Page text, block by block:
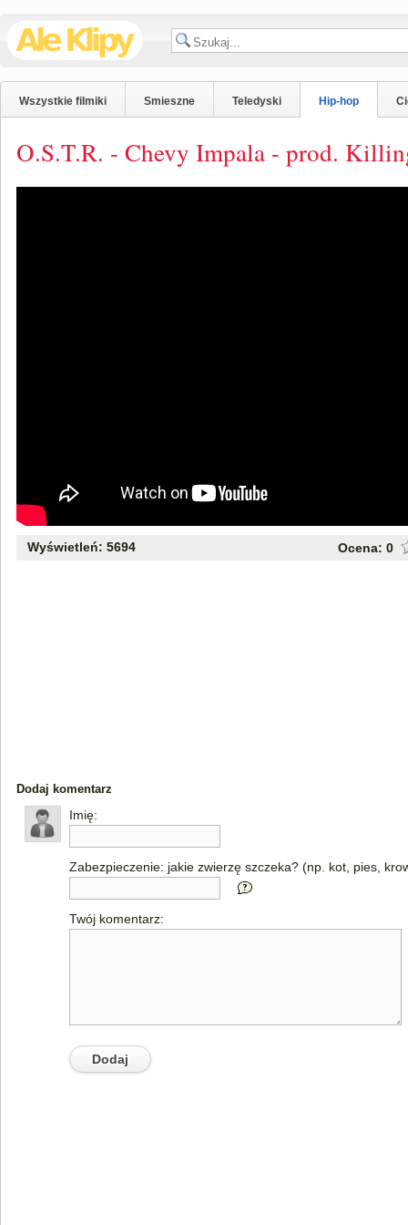
Wszystkie filmiki Smieszne Teledyski Hip-hop
O.S.T.R. - Chevy Impala - prod.
Wyświetleń: 5694 Ocena: 0
Dodaj komentarz
Imię:
Zabezpieczenie: jakie zwierzę szczeka? (np. kot, pies,
Twój komentarz: